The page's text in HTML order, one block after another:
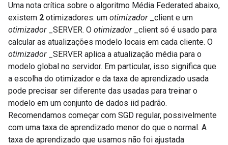
Uma nota crítica sobre o algoritmo Média Federated abaixo,
existem 2 otimizadores: um otimizador_client e um
otimizador_SERVER. O otimizador_client só é usado para
calcular as atualizações modelo locais em cada cliente. O
otimizador_SERVER aplica a atualização média para o
modelo global no servidor. Em particular, isso significa que
a escolha do otimizador e da taxa de aprendizado usada
pode precisar ser diferente das usadas para treinar o
modelo em um conjunto de dados iid padrão.
Recomendamos começar com SGD regular, possivelmente
com uma taxa de aprendizado menor do que o normal. A
taxa de aprendizado que usamos não foi ajustada